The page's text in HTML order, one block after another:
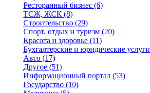
Ресторанный бизнес (6)
ТСЖ, ЖСК (8)
Строительство (29)
Спорт, отдых и туризм (20)
Красота и здоровье (11)
Бухгалтерские и юридические услуги
Авто (17)
Другое (51)
Информационный портал (53)
Государство (10)